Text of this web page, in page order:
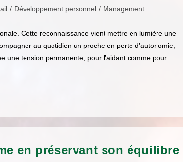
/ Développement personnel / Management
Cette reconnaissance vient mettre en lumière une
au quotidien un proche en perte d’autonomie,
une tension permanente, pour l’aidant comme pour
en préservant son équilibre